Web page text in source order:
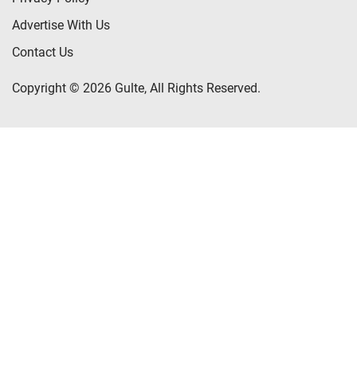
Advertise With Us
Contact Us
Copyright © 2026 Gulte, All Rights Reserved.